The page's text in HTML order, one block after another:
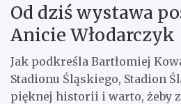
Od dziś wystawa
Anicie Włodarczyk
Jak podkreśla Bartłomiej
Stadionu Śląskiego, Stadion
pięknej historii i warto, żeby